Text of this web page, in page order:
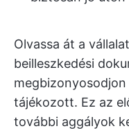
Olvassa át a
beilleszkedési
tájékozott. Ez az
további aggályok